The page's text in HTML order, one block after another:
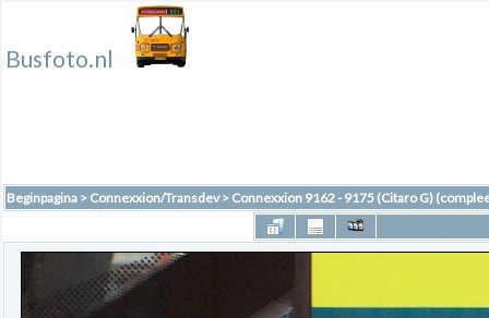
Busfoto.nl
Beginpagina > Connexxion/Transdev> Connexxion 9162 - 9175 (Citaro G)